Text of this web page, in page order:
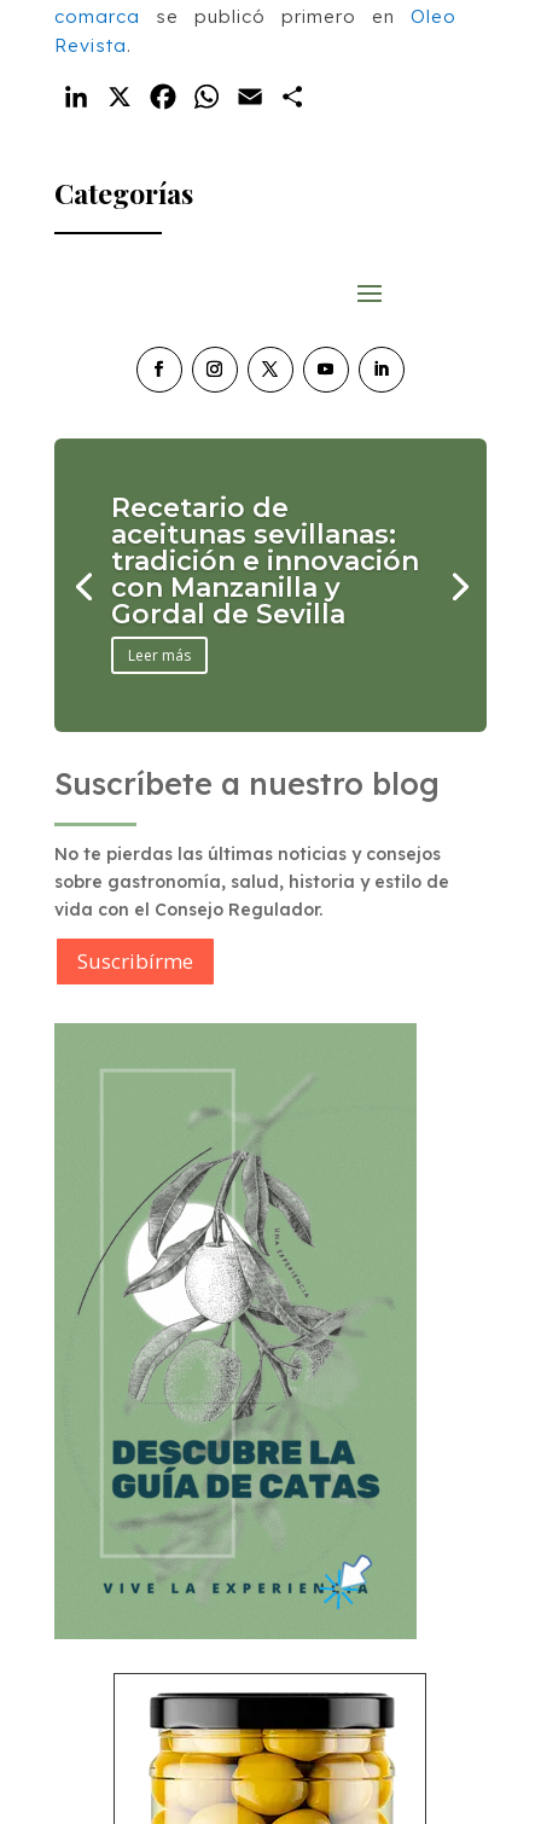
comarca se publicó primero enOleo
Revista.
LinkedIn FacebookWhatsApp
Email
Categorías
Recetario de
aceitunas sevillanas:
tradición e innovación
con Manzanilla y
Gordal de Sevilla
Leer más
Suscríbete a nuestro blog
No te pierdas las últimas noticias y consejos
sobre gastronomía, salud, historia y estilo de
vida con el Consejo Regulador.
Suscribírme